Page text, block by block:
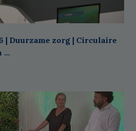
| Duurzame zorg | Circulaire
...